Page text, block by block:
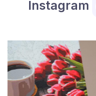
Instagram